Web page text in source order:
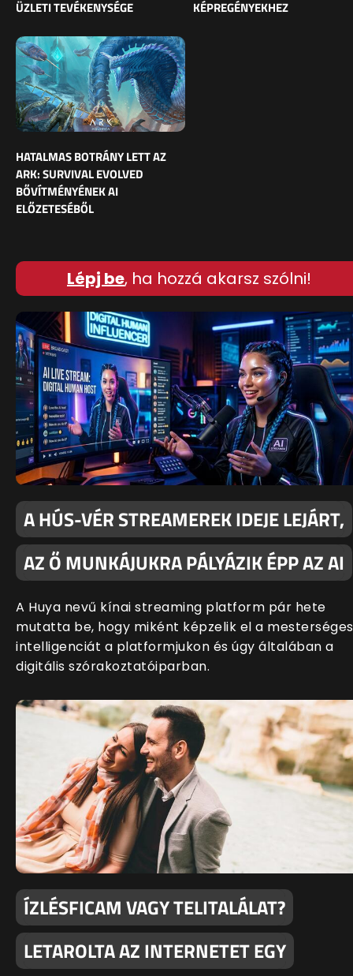
ÜZLETI TEVÉKENYSÉGE KÉPREGÉNYEKHEZ
HATALMAS BOTRÁNY LETT AZ
ARK: SURVIVAL EVOLVED
BŐVÍTMÉNYÉNEK AI
ELŐZETESÉBŐL
Lépj be, ha hozzá akarsz szólni!
A HÚS-VÉR STREAMEREK IDEJE LEJÁRT,
AZ Ő MUNKÁJUKRA PÁLYÁZIK ÉPP AZ AI
A Huya nevű kínai streaming platform pár hete
mutatta be, hogy miként képzelik el a mesterséges
intelligenciát a platformjukon és úgy általában a
digitális szórakoztatóiparban.
ÍZLÉSFICAM VAGY TELITALÁLAT?
LETAROLTA AZ INTERNETET EGY